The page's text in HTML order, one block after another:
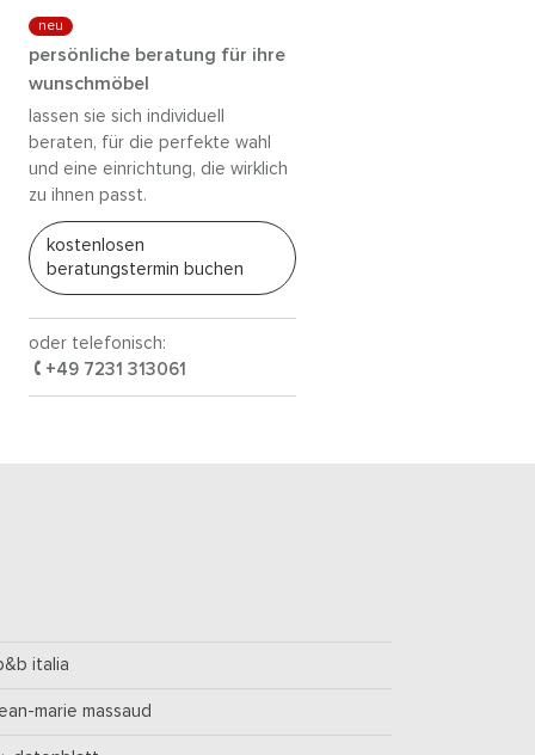
neu
persönliche beratung für ihre
wunschmöbel
lassen sie sich individuell
beraten, für die perfekte wahl
und eine einrichtung, die wirklich
zu ihnen passt.
kostenlosen
beratungstermin buchen
oder telefonisch:
+49 7231 313061
italia
marie massaud